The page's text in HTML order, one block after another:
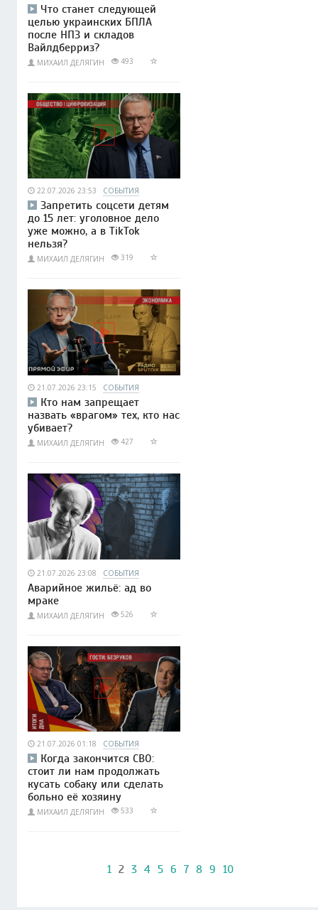
Что станет следующей
целью украинских БПЛА
после НПЗ и складов
Вайлдберриз?
МИХАИЛ ДЕЛЯГИН 493
22.07.2026 23:53 СОБЫТИЯ
Запретить соцсети детям
до 15 лет: уголовное дело
уже можно, а в TikTok
нельзя?
МИХАИЛ ДЕЛЯГИН 319
21.07.2026 23:15 СОБЫТИЯ
Кто нам запрещает
назвать «врагом» тех, кто нас
убивает?
МИХАИЛ ДЕЛЯГИН 427
21.07.2026 23:08 СОБЫТИЯ
Аварийное жильё: ад во
мраке
МИХАИЛ ДЕЛЯГИН 526
21.07.2026 01:18 СОБЫТИЯ
Когда закончится СВО:
стоит ли нам продолжать
кусать собаку или сделать
больно её хозяину
МИХАИЛ ДЕЛЯГИН 533
1 2 3 4 5 6 7 8 9 10